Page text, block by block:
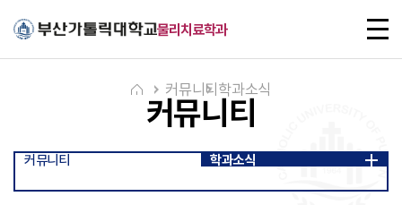
물리치료학과
전
체
메
커뮤니티
커뮤니티 학과소식
커뮤니티 학과소식